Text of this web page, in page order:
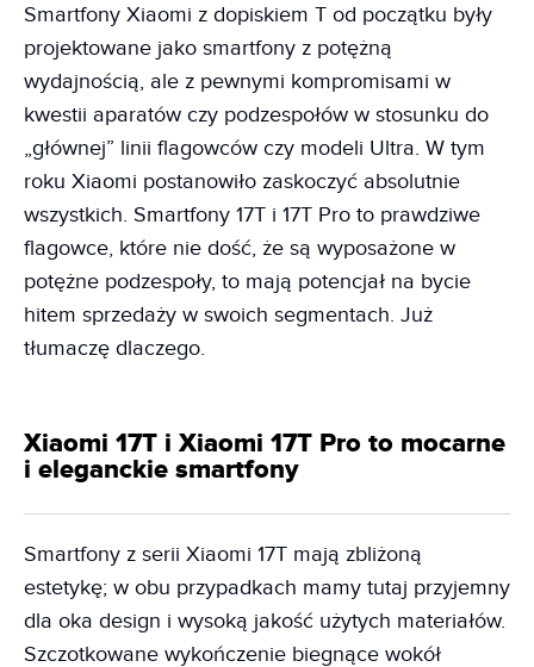
Smartfony Xiaomi z dopiskiem T od początku były
projektowane jako smartfony z potężną
wydajnością, ale z pewnymi kompromisami w
kwestii aparatów czy podzespołów w stosunku do
„głównej” linii flagowców czy modeli Ultra. W tym
roku Xiaomi postanowiło zaskoczyć absolutnie
wszystkich. Smartfony 17T i 17T Pro to prawdziwe
flagowce, które nie dość, że są wyposażone w
potężne podzespoły, to mają potencjał na bycie
hitem sprzedaży w swoich segmentach. Już
tłumaczę dlaczego.
Xiaomi 17T i Xiaomi 17T Pro to mocarne
i eleganckie smartfony
Smartfony z serii Xiaomi 17T mają zbliżoną
estetykę; w obu przypadkach mamy tutaj przyjemny
dla oka design i wysoką jakość użytych materiałów.
Szczotkowane wykończenie biegnące wokół